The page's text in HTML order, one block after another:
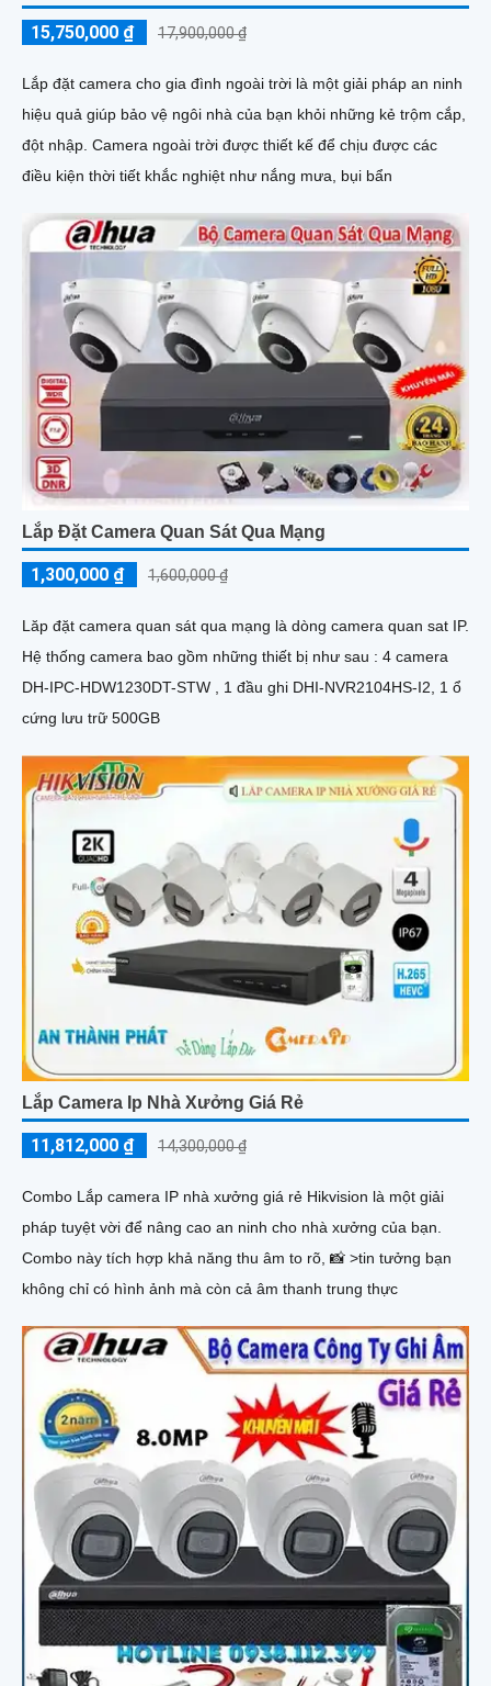
15,750,000 ₫ 17,900,000 ₫
Lắp đặt camera cho gia đình ngoài trời là một giải pháp an ninh
hiệu quả giúp bảo vệ ngôi nhà của bạn khỏi những kẻ trộm cắp,
đột nhập. Camera ngoài trời được thiết kế để chịu được các
điều kiện thời tiết khắc nghiệt như nắng mưa, bụi bẩn
Lắp Đặt Camera Quan Sát Qua Mạng
1,300,000 ₫ 1,600,000 ₫
Lăp đặt camera quan sát qua mạng là dòng camera quan sat IP.
Hệ thống camera bao gồm những thiết bị như sau : 4 camera
DH-IPC-HDW1230DT-STW , 1 đầu ghi DHI-NVR2104HS-I2, 1 ổ
cứng lưu trữ 500GB
Lắp Camera Ip Nhà Xưởng Giá Rẻ
11,812,000 ₫ 14,300,000 ₫
Combo Lắp camera IP nhà xưởng giá rẻ Hikvision là một giải
pháp tuyệt vời để nâng cao an ninh cho nhà xưởng của bạn.
Combo này tích hợp khả năng thu âm to rõ, 📸 >tin tưởng bạn
không chỉ có hình ảnh mà còn cả âm thanh trung thực